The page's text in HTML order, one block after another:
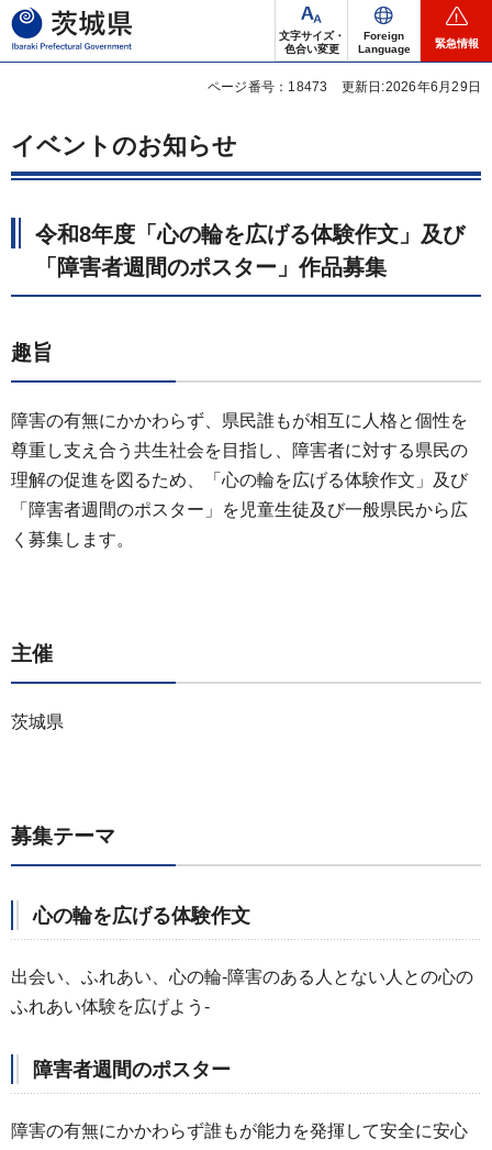
茨城県
文字サイズ・
色合い変更
Foreign
Language
緊急情報
ページ番号：18473 更新日:2026年6月29日
イベントのお知らせ
令和8年度「心の輪を広げる体験作文」及び
「障害者週間のポスター」作品募集
趣旨
障害の有無にかかわらず、県民誰もが相互に人格と個性を
尊重し支え合う共生社会を目指し、障害者に対する県民の
理解の促進を図るため、「心の輪を広げる体験作文」及び
「障害者週間のポスター」を児童生徒及び一般県民から広
く募集します。
主催
茨城県
募集テーマ
心の輪を広げる体験作文
出会い、ふれあい、心の輪-障害のある人とない人との心の
ふれあい体験を広げよう-
障害者週間のポスター
障害の有無にかかわらず誰もが能力を発揮して安全に安心